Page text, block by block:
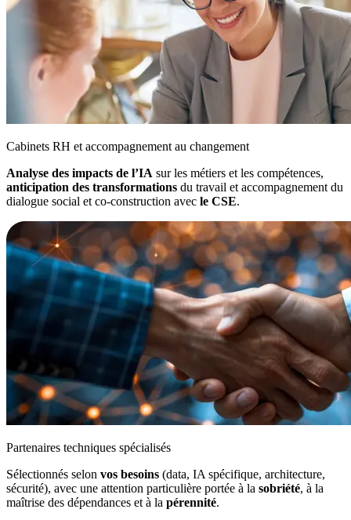
Cabinets RH et accompagnement au changement
Analyse des impacts de l’IA sur les métiers et les compétences,
anticipation des transformations du travail et accompagnement du
dialogue social et co-construction avec le CSE.
Partenaires techniques spécialisés
Sélectionnés selon vos besoins (data, IA spécifique, architecture,
sécurité), avec une attention particulière portée à la sobriété, à la
maîtrise des dépendances et à la pérennité.